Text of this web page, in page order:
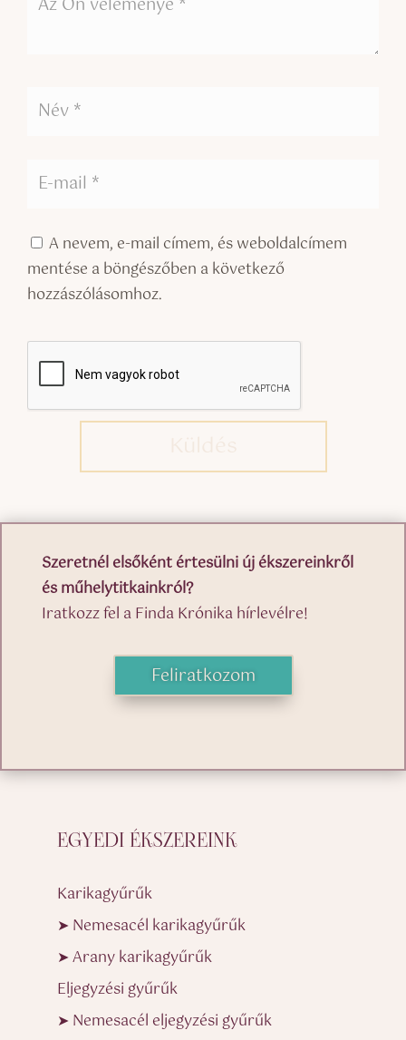
A nevem, e-mail címem, és weboldalcímem
mentése a böngészőben a következő
hozzászólásomhoz.
Szeretnél elsőként értesülni új ékszereinkről
és műhelytitkainkról?
Iratkozz fel a Finda Krónika hírlevélre!
Feliratkozom
EGYEDI ÉKSZEREINK
Karikagyűrűk
➤ Nemesacél karikagyűrűk
➤ Arany karikagyűrűk
Eljegyzési gyűrűk
➤ Nemesacél eljegyzési gyűrűk